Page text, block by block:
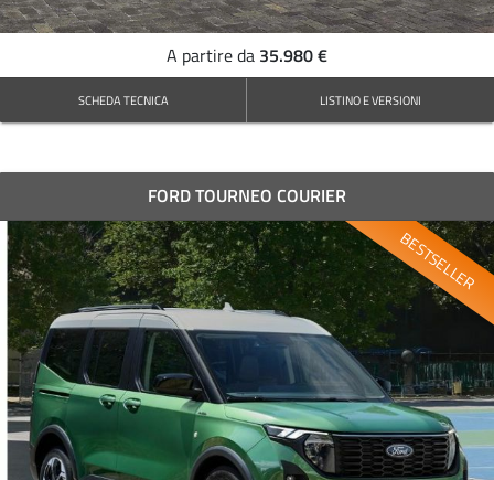
A partire da 35.980 €
SCHEDA TECNICA LISTINO E VERSIONI
FORD TOURNEO COURIER
BESTSELLER